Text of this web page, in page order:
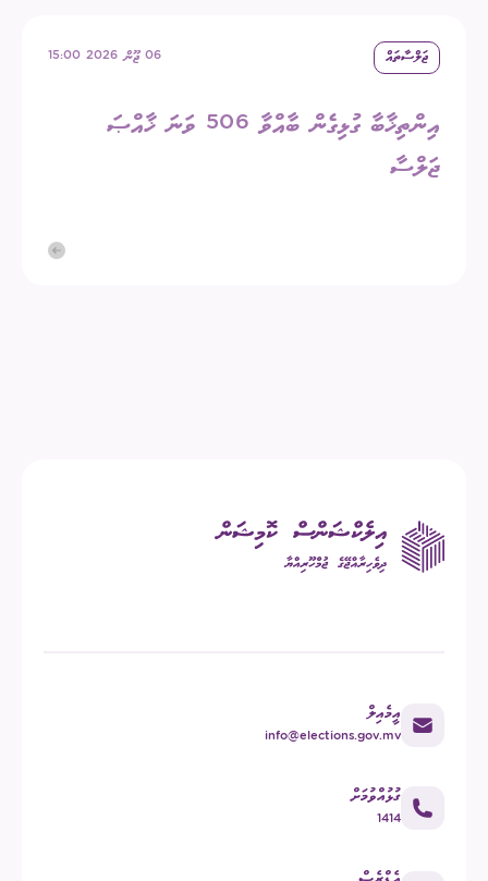
ޖަލްސާތައް 06 ޖޫން 2026 15:00
އިންތިޚާބާ ގުޅިގެން ބާއްވާ 506 ވަނަ ޚާއްޞަ
ޖަލްސާ
އީމެއިލް
info@elections.gov.mv
ގުޅުއްވުމަށް
1414